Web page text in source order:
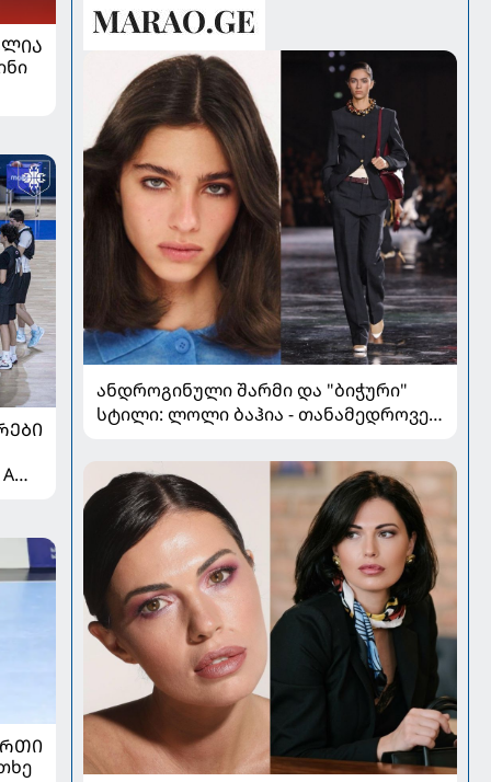
ანდროგინული შარმი და "ბიჭური"
სტილი: ლოლი ბაჰია - თანამედროვე